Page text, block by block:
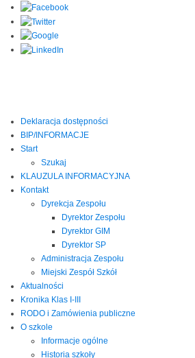
Deklaracja dostępności
BIP/INFORMACJE
Start
Szukaj
KLAUZULA INFORMACYJNA
Kontakt
Dyrekcja Zespołu
Dyrektor Zespołu
Dyrektor GIM
Dyrektor SP
Administracja Zespołu
Miejski Zespół Szkół
Aktualności
Kronika Klas I-III
RODO i Zamówienia publiczne
O szkole
Informacje ogólne
Historia szkoły